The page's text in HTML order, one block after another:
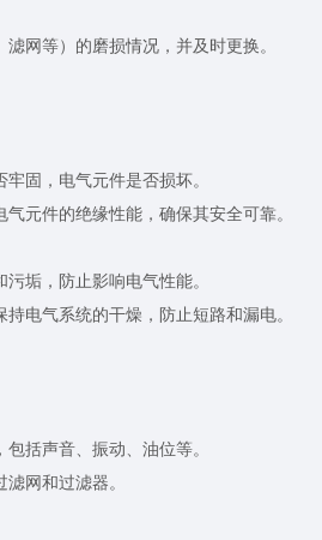
等）的磨损情况，并及时更换。
固，电气元件是否损坏。
件的绝缘性能，确保其安全可靠。
垢，防止影响电气性能。
气系统的干燥，防止短路和漏电。
括声音、振动、油位等。
网和过滤器。